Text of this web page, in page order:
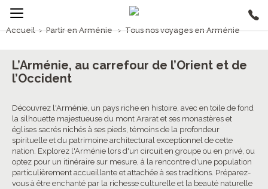
Accueil › Partir en Arménie › Tous nos voyages en Arménie
Voyages Arménie
L’Arménie, au carrefour de l’Orient et de
l’Occident
Découvrez l'Arménie, un pays riche en histoire, avec en toile de fond
la silhouette majestueuse du mont Ararat et ses monastères et
églises sacrés nichés à ses pieds, témoins de la profondeur
spirituelle et du patrimoine architectural exceptionnel de cette
nation. Explorez l'Arménie lors d'un circuit en groupe ou en privé, ou
optez pour un itinéraire sur mesure, à la rencontre d'une population
particulièrement accueillante et attachée à ses traditions. Préparez-
vous à être enchanté par la richesse culturelle et la beauté naturelle